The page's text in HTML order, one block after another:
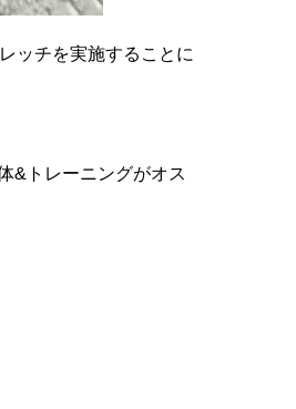
ッチを実施することに
&トレーニングがオス